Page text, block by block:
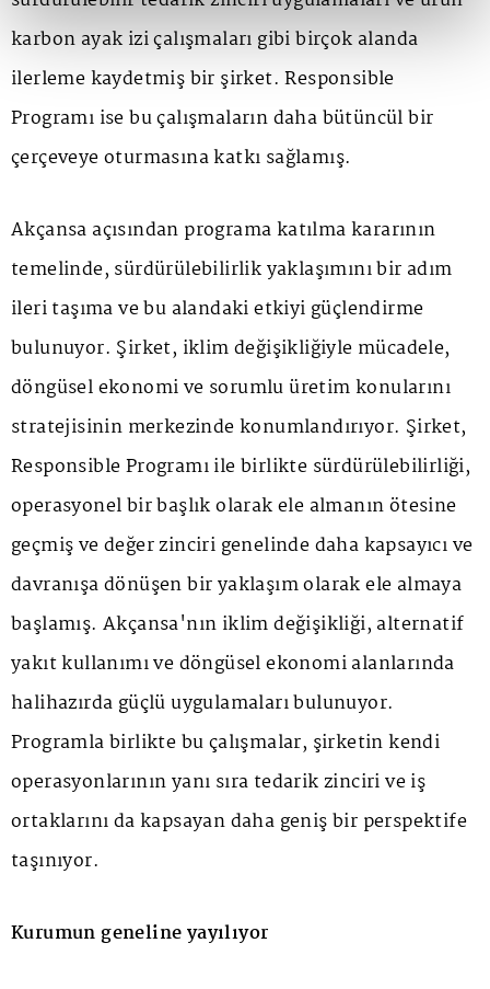
karbon ayak izi çalışmaları gibi birçok alanda
ilerleme kaydetmiş bir şirket. Responsible
Programı ise bu çalışmaların daha bütüncül bir
çerçeveye oturmasına katkı sağlamış.
Akçansa açısından programa katılma kararının
temelinde, sürdürülebilirlik yaklaşımını bir adım
ileri taşıma ve bu alandaki etkiyi güçlendirme
bulunuyor. Şirket, iklim değişikliğiyle mücadele,
döngüsel ekonomi ve sorumlu üretim konularını
stratejisinin merkezinde konumlandırıyor. Şirket,
Responsible Programı ile birlikte sürdürülebilirliği,
operasyonel bir başlık olarak ele almanın ötesine
geçmiş ve değer zinciri genelinde daha kapsayıcı ve
davranışa dönüşen bir yaklaşım olarak ele almaya
başlamış. Akçansa'nın iklim değişikliği, alternatif
yakıt kullanımı ve döngüsel ekonomi alanlarında
halihazırda güçlü uygulamaları bulunuyor.
Programla birlikte bu çalışmalar, şirketin kendi
operasyonlarının yanı sıra tedarik zinciri ve iş
ortaklarını da kapsayan daha geniş bir perspektife
taşınıyor.
Kurumun geneline yayılıyor